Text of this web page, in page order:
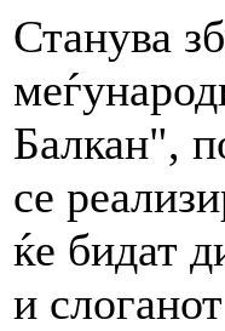
Станува
Балкан",
се
ќе бидат
и